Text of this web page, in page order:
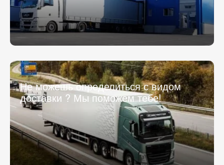
Не можешь определиться с видом
доставки ? Мы поможем тебе!